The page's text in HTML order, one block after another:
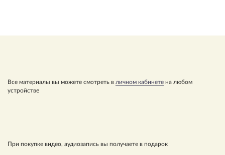
Все материалы вы можете смотреть в личном кабинете на любом
устройстве
При покупке видео, аудиозапись вы получаете в подарок